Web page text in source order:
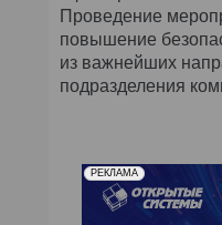
Проведение
повышение
из важнейших
подразделения
РЕКЛАМА